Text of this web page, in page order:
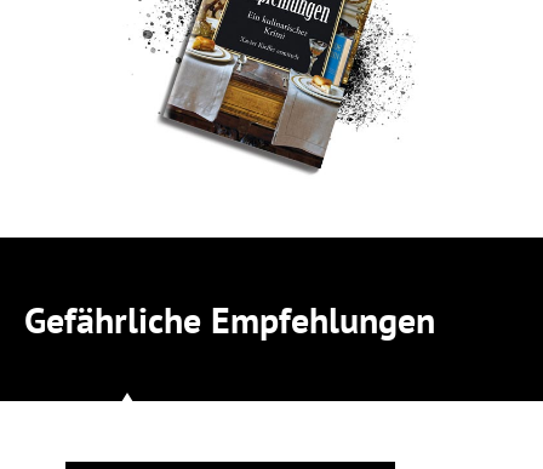
Gefährliche Empfehlungen